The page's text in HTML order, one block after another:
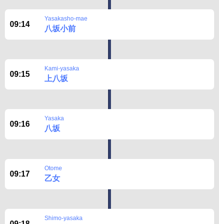
09:14
Yasakasho-mae
八坂小前
09:15
Kami-yasaka
上八坂
09:16
Yasaka
八坂
09:17
Otome
乙女
Shimo-yasaka